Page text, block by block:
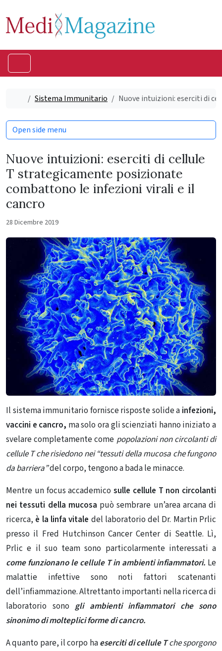
Home
Sistema Immunitario Nuove intuizioni: eserciti di
Nuove intuizioni: eserciti di cellule
T strategicamente posizionate
combattono le infezioni virali e il
cancro
28 Dicembre 2019
Il sistema immunitario fornisce risposte solide a infezioni,
vaccini e cancro, ma solo ora gli scienziati hanno iniziato a
svelare completamente come popolazioni non circolanti di
cellule T che risiedono nei “tessuti della mucosa che fungono
da barriera”del corpo, tengono a bada le minacce.
Mentre un focus accademico sulle cellule T non circolanti
nei tessuti della mucosa può sembrare un’area arcana di
ricerca, è la linfa vitale del laboratorio del Dr. Martin Prlic
presso il Fred Hutchinson Cancer Center di Seattle. Lì,
Prlic e il suo team sono particolarmente interessati a
come funzionano le cellule T in ambienti infiammatori. Le
malattie infettive sono noti fattori scatenanti
dell’infiammazione. Altrettanto importanti nella ricerca di
laboratorio sono gli ambienti infiammatori che sono
sinonimo di molteplici forme di cancro.
A quanto pare, il corpo haeserciti di cellule Tche sporgono
Open side menu